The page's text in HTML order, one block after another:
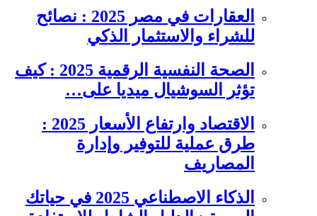
العقارات في مصر 2025 : نصائح
للشراء والاستثمار الذكي
الصحة النفسية الرقمية 2025 : كيف
تؤثر السوشيال ميديا على…
الاقتصاد وارتفاع الأسعار 2025 :
طرق عملية للتوفير وإدارة
المصاريف
الذكاء الاصطناعي 2025 في حياتك